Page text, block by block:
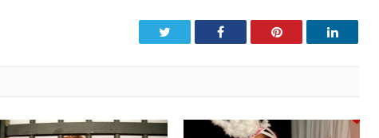
Facebook Pinterest LinkedIn